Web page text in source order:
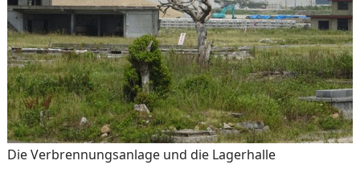
Die Verbrennungsanlage und die Lagerhalle